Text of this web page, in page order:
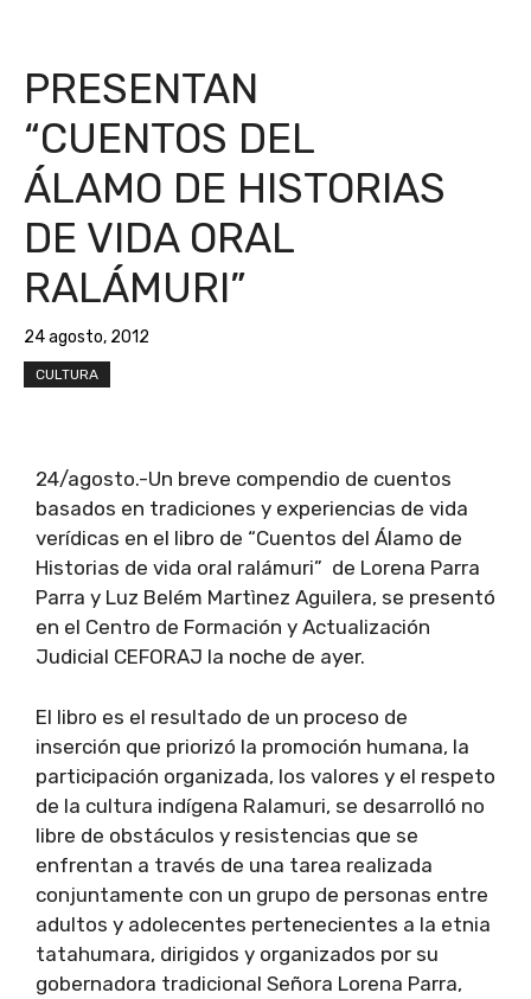
PRESENTAN
“CUENTOS DEL
ÁLAMO DE HISTORIAS
DE VIDA ORAL
RALÁMURI”
24 agosto, 2012
CULTURA
24/agosto.-Un breve compendio de cuentos
basados en tradiciones y experiencias de vida
verídicas en el libro de “Cuentos del Álamo de
Historias de vida oral ralámuri” de Lorena Parra
Parra y Luz Belém Martìnez Aguilera, se presentó
en el Centro de Formación y Actualización
Judicial CEFORAJ la noche de ayer.
El libro es el resultado de un proceso de
inserción que priorizó la promoción humana, la
participación organizada, los valores y el respeto
de la cultura indígena Ralamuri, se desarrolló no
libre de obstáculos y resistencias que se
enfrentan a través de una tarea realizada
conjuntamente con un grupo de personas entre
adultos y adolecentes pertenecientes a la etnia
tatahumara, dirigidos y organizados por su
gobernadora tradicional Señora Lorena Parra,